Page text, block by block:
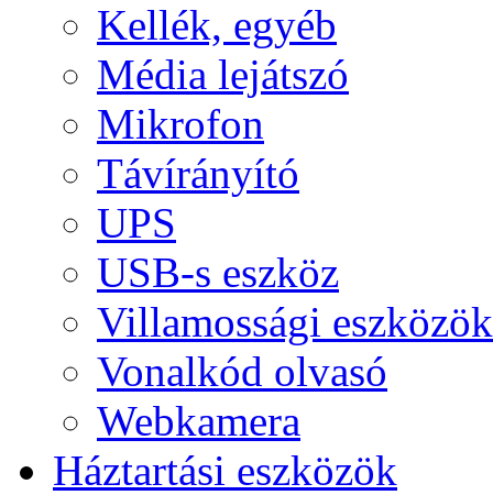
Kellék, egyéb
Média lejátszó
Mikrofon
Távírányító
UPS
USB-s eszköz
Villamossági eszközök
Vonalkód olvasó
Webkamera
Háztartási eszközök